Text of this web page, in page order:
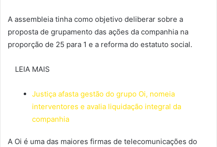
A assembleia tinha como objetivo deliberar sobre a
proposta de grupamento das ações da companhia na
proporção de 25 para 1 e a reforma do estatuto social.
LEIA MAIS
Justiça afasta gestão do grupo Oi, nomeia
interventores e avalia liquidação integral da
companhia
A Oi é uma das maiores firmas de telecomunicações do